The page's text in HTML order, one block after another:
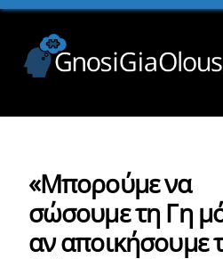
Skip
content
«Μπορούμε να
σώσουμε τη Γη
αν αποικήσουμε